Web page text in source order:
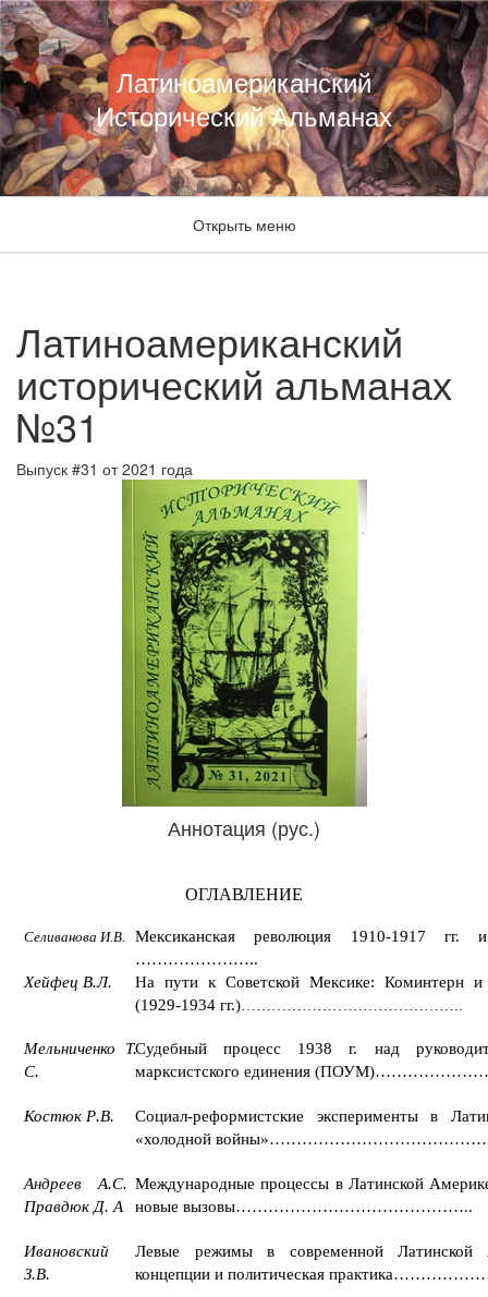
Латиноамериканский
Исторический Альманах
Открыть меню
Латиноамериканский
исторический альманах
№31
Выпуск #31 от 2021 года
Аннотация (рус.)
ОГЛАВЛЕНИЕ
Селиванова И.В.
Мексиканская революция 1910-1917 гг.
…………………..
Хейфец В.Л.
На пути к Советской Мексике: Коминтерн
(1929-1934 гг.)……………………………………..
Мельниченко Т.
С.
Судебный процесс 1938 г. над
марксистского единения
Костюк Р.В.
Социал-реформистские эксперименты в
«холодной
Андреев
А.С.
Правдюк Д. А
Международные процессы в Латинской
новые вызовы……………………………………..
Ивановский
З.В.
Левые режимы в современной Латинской
концепции и политическая